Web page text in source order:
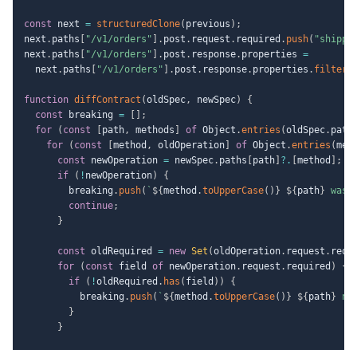
const next = structuredClone( previous ) ;
next . paths "/v1/orders" . post . request . required . push(
next . paths "/v1/orders" . post . response. properties =
  next
. paths "/v1/orders" . post . response. properties . filter
function diffContract (oldSpec, newSpec)
{
const breaking =
;
for
( const path, methods of Object .entries (oldSpec.
for
( const method , oldOperation of Object .entries (
const newOperation = newSpec. paths path ?. method
;
if
( ! newOperation)
{
        breaking
. push( ` ${method .toUpperCase( ) } ${ path} was
continue;
}
const oldRequired = new Set (oldOperation. request .
for
( const field of newOperation. request . required )
{
if
( !oldRequired . has ( field ) )
{
          breaking
. push( ` ${method .toUpperCase( ) } ${ path}
}
}